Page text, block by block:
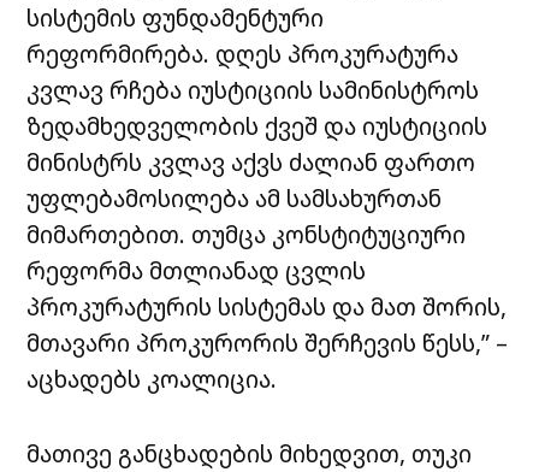
სისტემის ფუნდამენტური
რეფორმირება. დღეს პროკურატურა
კვლავ რჩება იუსტიციის სამინისტროს
ზედამხედველობის ქვეშ და იუსტიციის
მინისტრს კვლავ აქვს ძალიან ფართო
უფლებამოსილება ამ სამსახურთან
მიმართებით. თუმცა კონსტიტუციური
რეფორმა მთლიანად ცვლის
პროკურატურის სისტემას და მათ შორის,
მთავარი პროკურორის შერჩევის წესს,” –
აცხადებს კოალიცია.
მათივე განცხადების მიხედვით, თუკი